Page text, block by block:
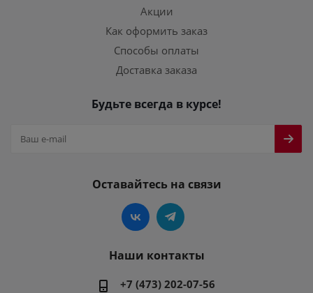
Акции
Как оформить заказ
Способы оплаты
Доставка заказа
Будьте всегда в курсе!
Оставайтесь на связи
Наши контакты
+7 (473) 202-07-56